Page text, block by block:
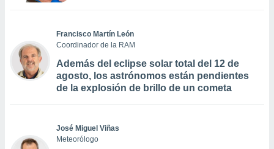
Francisco Martín León
Coordinador de la RAM
Además del eclipse solar total del 12 de
agosto, los astrónomos están pendientes
de la explosión de brillo de un cometa
José Miguel Viñas
Meteorólogo